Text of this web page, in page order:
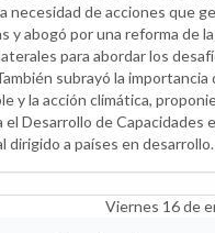
necesidad de acciones que
y abogó por una reforma de
para abordar los
subrayó la importancia
y la acción climática,
el Desarrollo de Capacidades
dirigido a países en desarrollo.
Viernes 16 de